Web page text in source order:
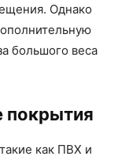
Однако
большого веса
покрытия
как ПВХ и